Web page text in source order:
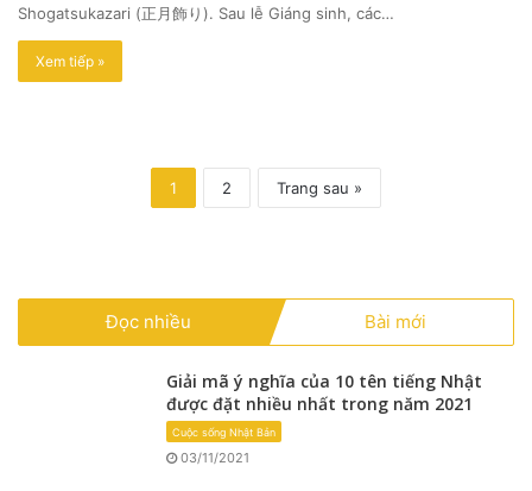
Shogatsukazari (正月飾り). Sau lễ Giáng sinh, các…
Xem tiếp »
1 2 Trang sau »
Đọc nhiều Bài mới
Giải mã ý nghĩa của 10 tên tiếng Nhật
được đặt nhiều nhất trong năm 2021
Cuộc sống Nhật Bản
03/11/2021